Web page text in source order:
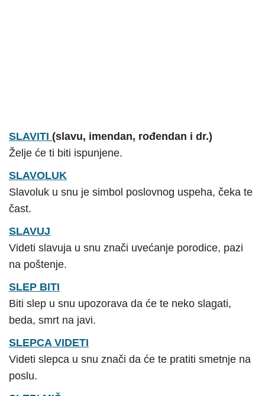
SLAVITI (slavu, imendan, rođendan i dr.)
Želje će ti biti ispunjene.
SLAVOLUK
Slavoluk u snu je simbol poslovnog uspeha, čeka te
čast.
SLAVUJ
Videti slavuja u snu znači uvećanje porodice, pazi
na poštenje.
SLEP BITI
Biti slep u snu upozorava da će te neko slagati,
beda, smrt na javi.
SLEPCA VIDETI
Videti slepca u snu znači da će te pratiti smetnje na
poslu.